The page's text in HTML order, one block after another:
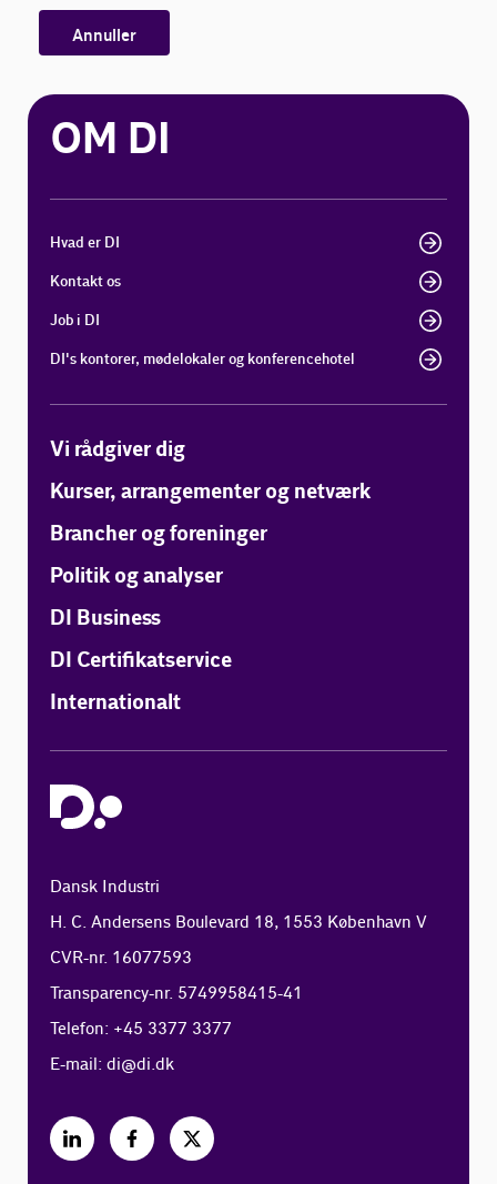
Annuller
OM DI
Hvad er DI
Kontakt os
Job i DI
DI's kontorer, mødelokaler og konferencehotel
Vi rådgiver dig
Kurser, arrangementer og netværk
Brancher og foreninger
Politik og analyser
DI Business
DI Certifikatservice
Internationalt
Dansk Industri
H. C. Andersens Boulevard 18, 1553 København V
CVR-nr. 16077593
Transparency-nr. 5749958415-41
Telefon: +45 3377 3377
E-mail:di@di.dk